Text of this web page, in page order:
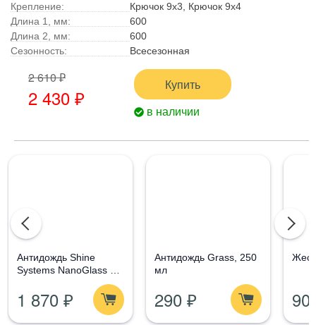
Крепление:
Крючок 9x3, Крючок 9x4
Длина 1, мм:
600
Длина 2, мм:
600
Сезонность:
Всесезонная
2 610 ₽
2 430 ₽
Купить
в наличии
Aнтидождь Shine
Systems NanoGlass Kit
- Набор по уходу за
стеклом
1 870 ₽
Антидождь Grass, 250
мл
290 ₽ 90